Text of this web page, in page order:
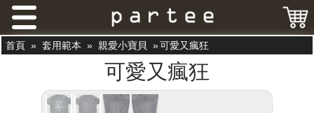
首頁 » 套用範本 » 親愛小寶貝 »可愛又瘋狂
可愛又瘋狂